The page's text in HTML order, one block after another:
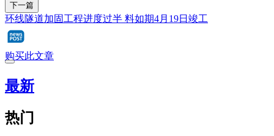
下一篇
环线隧道加固工程进度过半 料如期4月19日竣工
购买此文章
最新
热门